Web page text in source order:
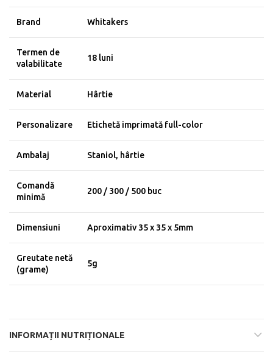
Brand Whitakers
Termen de
valabilitate
18 luni
Material Hârtie
Personalizare Etichetă imprimată full-color
Ambalaj Staniol, hârtie
Comandă
minimă
200 / 300 / 500 buc
Dimensiuni Aproximativ 35 x 35 x 5mm
Greutate netă
(grame)
5g
INFORMAȚII NUTRIȚIONALE